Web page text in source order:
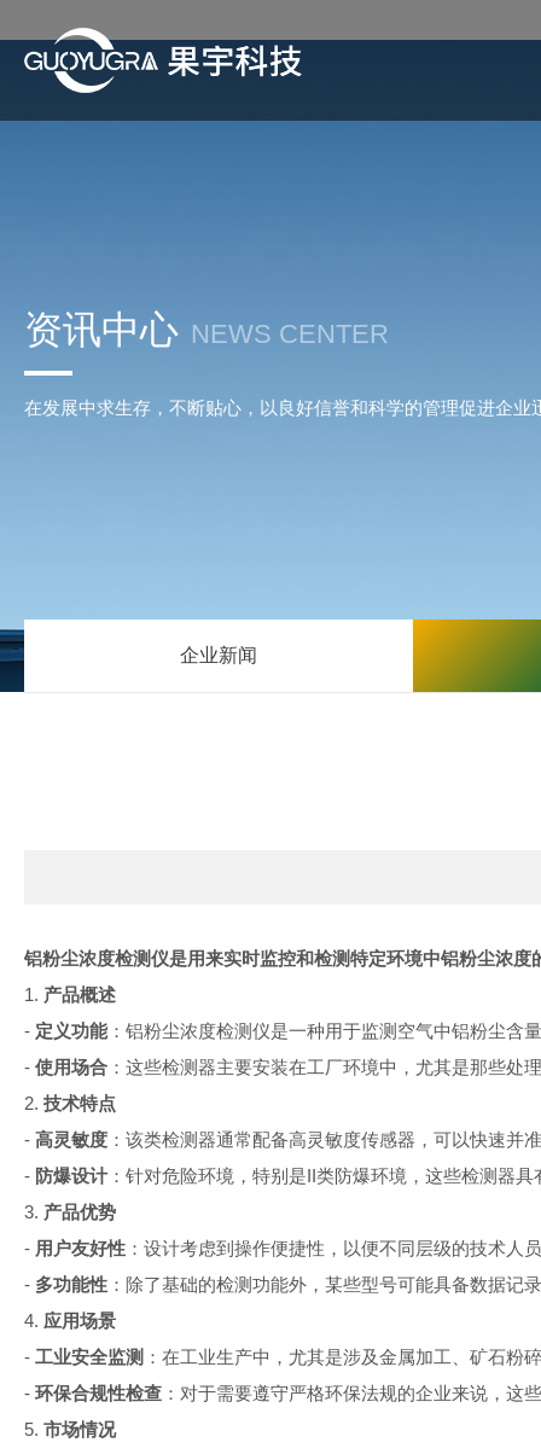
资讯中心 NEWS CENTER
在发展中求生存，不断贴心，以良好信誉和科学的管理促进企业
企业新闻
铝粉尘浓度检测仪是用来实时监控和检测特定环境中铝粉尘浓度
1. 产品概述
- 定义功能：铝粉尘浓度检测仪是一种用于监测空气中铝粉尘含
- 使用场合 ：这些检测器主要安装在工厂环境中，尤其是那些
2. 技术特点
- 高灵敏度 ：该类检测器通常配备高灵敏度传感器，可以快速并
- 防爆设计：针对危险环境，特别是II类防爆环境，这些检测器
3. 产品优势
- 用户友好性 ：设计考虑到操作便捷性，以便不同层级的技术人
- 多功能性 ：除了基础的检测功能外，某些型号可能具备数据
4. 应用场景
- 工业安全监测 ：在工业生产中，尤其是涉及金属加工、矿石
- 环保合规性检查 ：对于需要遵守严格环保法规的企业来说，这
5. 市场情况